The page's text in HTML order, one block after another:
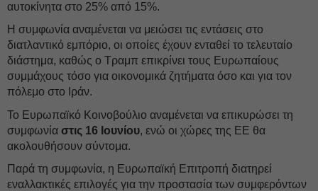
αυτοκίνητα στο 25% από 15%.
Η συμφωνία αναμένεται να μειώσει τις εντάσεις στο
διατλαντικό εμπόριο, οι οποίες έχουν ενταθεί το τελευταίο
διάστημα, καθώς ο Τραμπ επικρίνει τους Ευρωπαίους
συμμάχους τόσο για οικονομικά ζητήματα όσο και για τον
πόλεμο στο Ιράν.
Το Ευρωπαϊκό Κοινοβούλιο αναμένεται να επικυρώσει τη
συμφωνία στις 16 Ιουνίου, ενώ οι χώρες της ΕΕ θα
ακολουθήσουν σύντομα.
Παρά τη συμφωνία, η Ευρωπαϊκή Επιτροπή διατηρεί
εναλλακτικές επιλογές για την προστασία των συμφερόντων